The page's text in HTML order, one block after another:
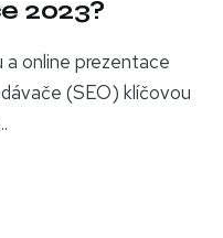
2023?
a online prezentace
(SEO) klíčovou